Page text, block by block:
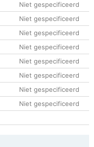
Niet gespecificeerd
Niet gespecificeerd
Niet gespecificeerd
Niet gespecificeerd
Niet gespecificeerd
Niet gespecificeerd
Niet gespecificeerd
Niet gespecificeerd